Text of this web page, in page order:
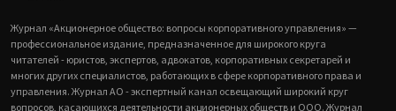
Журнал «Акционерное общество: вопросы корпоративного управления» —
профессиональное издание, предназначенное для широкого круга
читателей - юристов, экспертов, адвокатов, корпоративных секретарей и
многих других специалистов, работающих в сфере корпоративного права и
управления. Журнал АО - экспертный канал освещающий широкий круг
вопросов, касающихся деятельности акционерных обществ и ООО. Журнал